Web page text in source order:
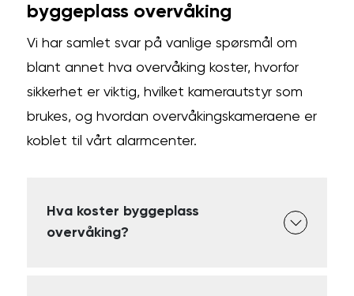
byggeplass overvåking
Vi har samlet svar på vanlige spørsmål om
blant annet hva overvåking koster, hvorfor
sikkerhet er viktig, hvilket kamerautstyr som
brukes, og hvordan overvåkingskameraene er
koblet til vårt alarmcenter.
Hva koster byggeplass
overvåking?